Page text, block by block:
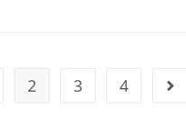
2 3 4